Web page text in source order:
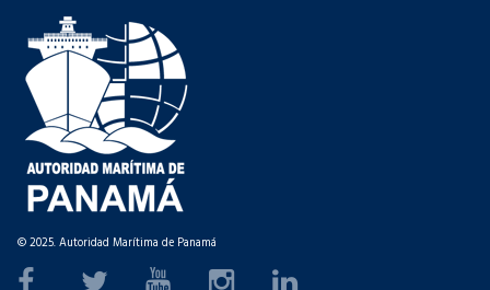
© 2025. Autoridad Marítima de Panamá